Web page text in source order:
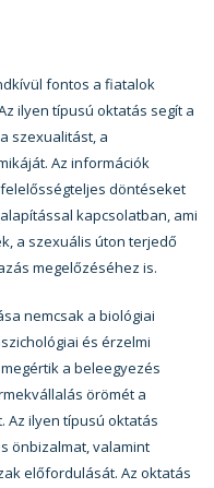
fontos a fiatalok
ilyen típusú oktatás segít a
szexualitást, a
Az információk
döntéseket
kapcsolatban, ami
a szexuális úton terjedő
megelőzéséhez is.
nemcsak a biológiai
és érzelmi
a beleegyezés
örömét a
Az ilyen típusú oktatás
önbizalmat, valamint
előfordulását. Az oktatás